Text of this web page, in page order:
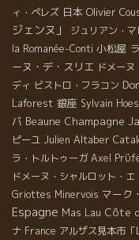
ィ・ペレズ 日本 Olivier
ジェンヌ」
ジュリアン・
la Romanée-Conti 小松屋
ーヌ・デ・スリエ ドメー
ディ ビストロ・フラコン
Laforest 銀座 Sylvain
バ Beaune Champagne
ピーユ Julien Altaber
ラ・トルトゥーガ Axel
ドメーヌ・シャルロット・
Griottes Minervois マーク
Espagne Mas Lau Côte
ナ France アルザス見本市「